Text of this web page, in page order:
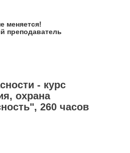
меняется!
преподаватель
- курс
охрана
260 часов